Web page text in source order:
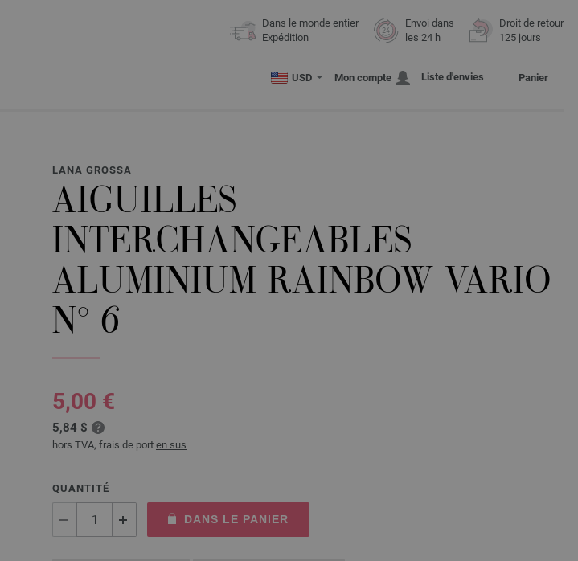
Dans le monde entier
Expédition
Envoi dans
les 24 h
Droit de retour
125 jours
USD Mon compte Liste d'envies Panier
LANA GROSSA
AIGUILLES
INTERCHANGEABLES
ALUMINIUM RAINBOW VARIO
N° 6
5,00 €
5,84 $
hors TVA, frais de port en sus
QUANTITÉ
DANS LE PANIER